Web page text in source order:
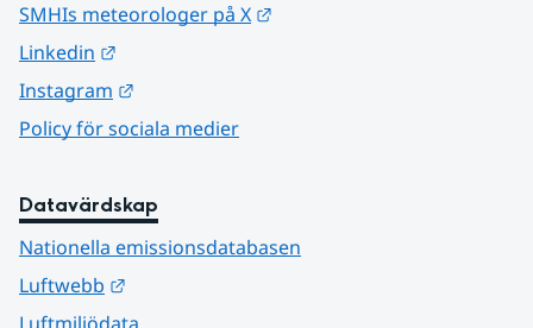
SMHIs meteorologer på X
Linkedin
Instagram
Policy för sociala medier
Datavärdskap
Nationella emissionsdatabasen
Luftwebb